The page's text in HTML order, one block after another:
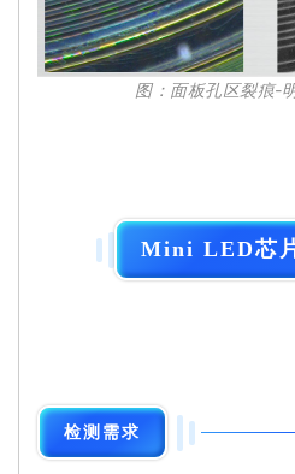
图：面板孔区裂痕-
Mini LED芯
检测需求